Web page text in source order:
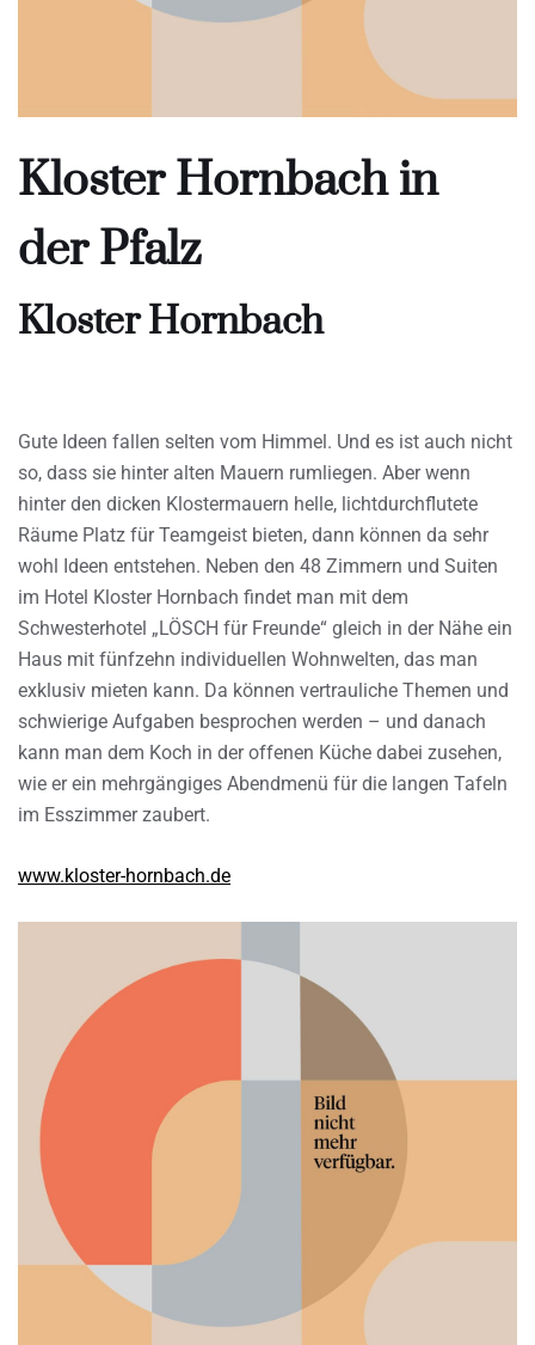
Kloster Hornbach in
der Pfalz
Kloster Hornbach
Gute Ideen fallen selten vom Himmel. Und es ist auch nicht
so, dass sie hinter alten Mauern rumliegen. Aber wenn
hinter den dicken Klostermauern helle, lichtdurchflutete
Räume Platz für Teamgeist bieten, dann können da sehr
wohl Ideen entstehen. Neben den 48 Zimmern und Suiten
im Hotel Kloster Hornbach findet man mit dem
Schwesterhotel „LÖSCH für Freunde“ gleich in der Nähe ein
Haus mit fünfzehn individuellen Wohnwelten, das man
exklusiv mieten kann. Da können vertrauliche Themen und
schwierige Aufgaben besprochen werden – und danach
kann man dem Koch in der offenen Küche dabei zusehen,
wie er ein mehrgängiges Abendmenü für die langen Tafeln
im Esszimmer zaubert.
www.kloster-hornbach.de